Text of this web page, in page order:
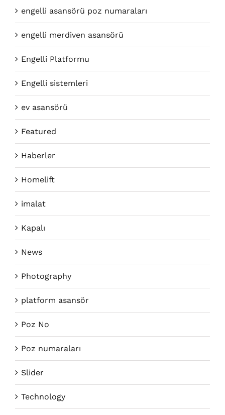
engelli asansörü poz numaraları
engelli merdiven asansörü
Engelli Platformu
Engelli sistemleri
ev asansörü
Featured
Haberler
Homelift
imalat
Kapalı
News
Photography
platform asansör
Poz No
Poz numaraları
Slider
Technology